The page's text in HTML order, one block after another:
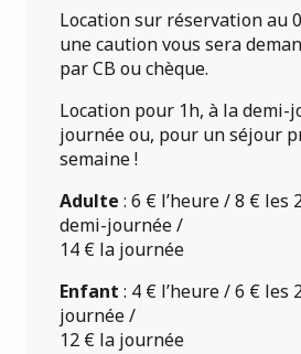
Location sur réservation au
une caution vous sera
par CB ou chèque.
Location pour 1h, à la demi-
journée ou, pour un séjour
semaine !
Adulte : 6 € l’heure / 8 € les
demi-journée /
14 € la journée
Enfant : 4 € l’heure / 6 € les
journée /
12 € la journée